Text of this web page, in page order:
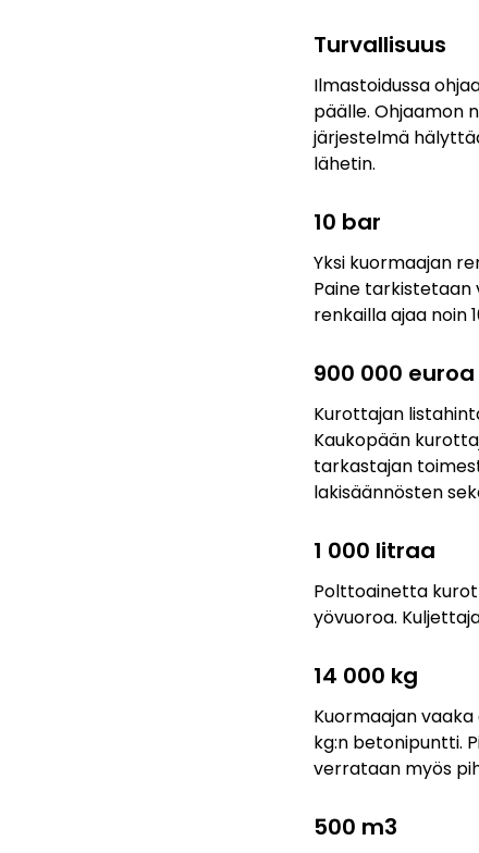
Turvallisuus
Ilmastoidussa
päälle. Ohjaamon
järjestelmä
lähetin.
10 bar
Yksi kuormaajan
Paine tarkistetaan
renkailla ajaa noin
900 000 euroa
Kurottajan
Kaukopään
tarkastajan
lakisäännösten
1 000 litraa
Polttoainetta
yövuoroa.
14 000 kg
Kuormaajan
kg:n betonipuntti.
verrataan myös
500 m3